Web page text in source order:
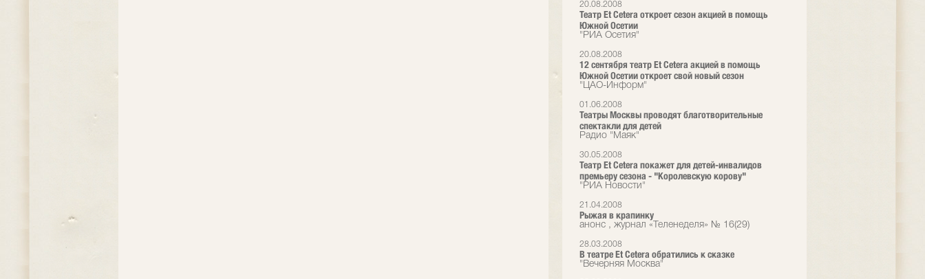
20.08.2008
Театр Et Cetera откроет сезон акцией в помощь
Южной Осетии
"РИА Осетия"
20.08.2008
12 сентября театр Еt Cetera акцией в помощь
Южной Осетии откроет свой новый сезон
"ЦАО-Информ"
01.06.2008
Театры Москвы проводят благотворительные
спектакли для детей
Радио "Маяк"
30.05.2008
Театр Et Cetera покажет для детей-инвалидов
премьеру сезона - "Королевскую корову"
"РИА Новости"
21.04.2008
Рыжая в крапинку
анонс , журнал «Теленеделя» № 16(29)
28.03.2008
В театре Et Cetera обратились к сказке
"Вечерняя Москва"